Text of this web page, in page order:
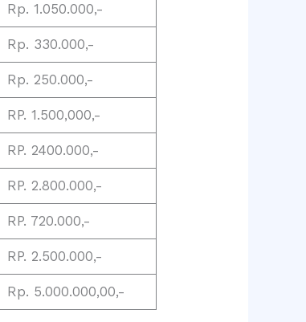
Rp. 1.050.000,-
Rp. 330.000,-
Rp. 250.000,-
RP. 1.500,000,-
RP. 2400.000,-
RP. 2.800.000,-
RP. 720.000,-
RP. 2.500.000,-
Rp. 5.000.000,00,-